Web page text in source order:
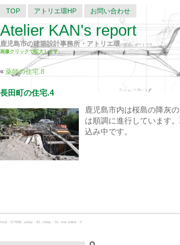
TOP アトリエ環HP お問い合わせ
Atelier KAN's report
鹿児島市の建築設計事務所・アトリエ環の建築レポートです。
画像クリックで拡大します。
« 薬師の住宅.8
長田町の住宅.4
鹿児島市内は桜島の降灰
は順調に進行しています
込み中です。
total：577688, yeday：82, today：31, now online：0